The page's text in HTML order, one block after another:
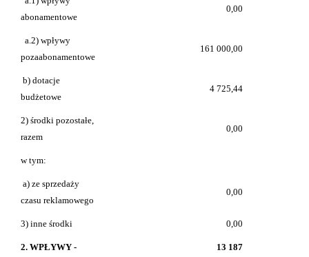
abonamentowe
0,00
a.2) wpływy
pozaabonamentowe
161 000,00
b) dotacje
budżetowe
4 725,44
2) środki pozostałe,
razem
0,00
w tym:
a) ze sprzedaży
czasu reklamowego
0,00
3) inne środki 0,00
2. WPŁYWY -
13 187